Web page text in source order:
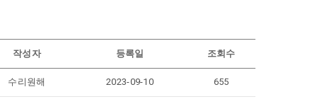
작성자 등록일 조회수
수리원해 2023-09-10 655